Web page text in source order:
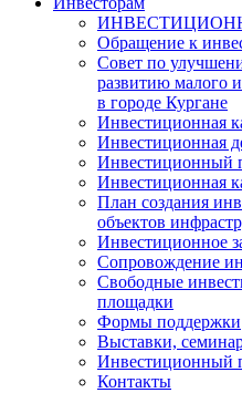
Обращение к
Совет по
развитию малого
в городе Кургане
Инвестиционная
Инвестиционная
Инвестиционный
Инвестиционная
План создания
объектов
Инвестиционное
Сопровождение
Свободные
площадки
Формы поддержки
Выставки,
Инвестиционный
Контакты